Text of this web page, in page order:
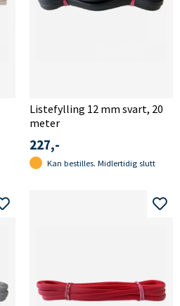
Listefylling 12 mm svart, 20
meter
227,-
Kan bestilles. Midlertidig slutt